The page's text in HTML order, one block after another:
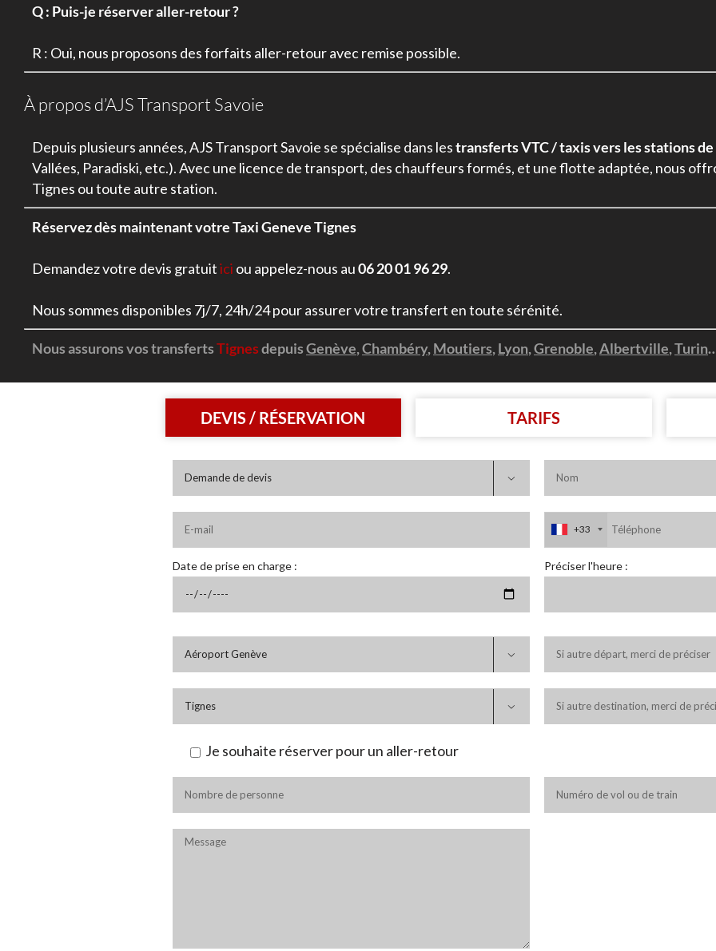
Q : Puis-je réserver aller-retour ?
R : Oui, nous proposons des forfaits aller-retour avec remise possible.
À propos d’AJS Transport Savoie
Depuis plusieurs années, AJS Transport Savoie se spécialise dans lestransferts VTC / taxis vers les stations
Vallées, Paradiski, etc.). Avec une licence de transport, des chauffeurs formés, et une flotte adaptée, nous
Tignes ou toute autre station.
Réservez dès maintenant votre Taxi Geneve Tignes
Demandez votre devis gratuitici ou appelez-nous au06 20 01 96 29.
Nous sommes disponibles 7j/7, 24h/24 pour assurer votre transfert en toute sérénité.
Nous assurons vos transfertsTignesdepuisGenève,Chambéry, Moutiers, Lyon,Grenoble,Albertville,Turin
DEVIS / RÉSERVATION TARIFS

+33
Date de prise en charge : Préciser l'heure :


Je souhaite réserver pour un aller-retour